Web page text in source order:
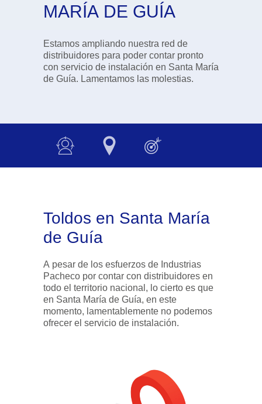
MARÍA DE GUÍA
Estamos ampliando nuestra red de
distribuidores para poder contar pronto
con servicio de instalación en Santa María
de Guía. Lamentamos las molestias.
Toldos en Santa María
de Guía
A pesar de los esfuerzos de Industrias
Pacheco por contar con distribuidores en
todo el territorio nacional, lo cierto es que
en Santa María de Guía, en este
momento, lamentablemente no podemos
ofrecer el servicio de instalación.